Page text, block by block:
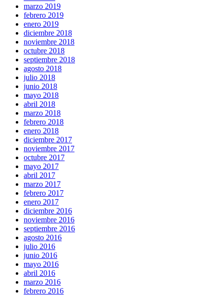
marzo 2019
febrero 2019
enero 2019
diciembre 2018
noviembre 2018
octubre 2018
septiembre 2018
agosto 2018
julio 2018
junio 2018
mayo 2018
abril 2018
marzo 2018
febrero 2018
enero 2018
diciembre 2017
noviembre 2017
octubre 2017
mayo 2017
abril 2017
marzo 2017
febrero 2017
enero 2017
diciembre 2016
noviembre 2016
septiembre 2016
agosto 2016
julio 2016
junio 2016
mayo 2016
abril 2016
marzo 2016
febrero 2016